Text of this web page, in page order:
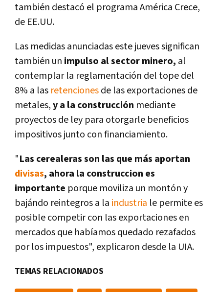
también destacó el programa América Crece,
de EE.UU.
Las medidas anunciadas este jueves significan
también un impulso al sector minero, al
contemplar la reglamentación del tope del
8% a las retencionesde las exportaciones de
metales,y a la construcción mediante
proyectos de ley para otorgarle beneficios
impositivos junto con financiamiento.
"Las cerealeras son las que más aportan
divisas, ahora la construccion es
importante porque moviliza un montón y
bajándo reintegros a la industria le permite es
posible competir con las exportaciones en
mercados que habíamos quedado rezafados
por los impuestos", explicaron desde la UIA.
TEMAS RELACIONADOS